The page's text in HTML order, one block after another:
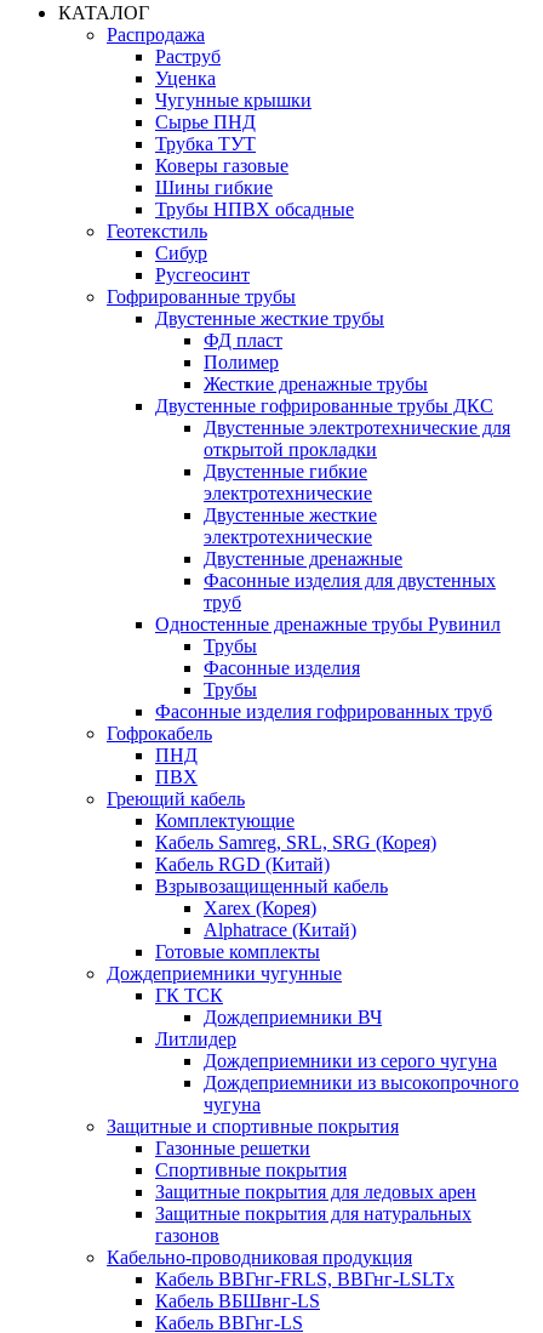
КАТАЛОГ
Распродажа
Раструб
Уценка
Чугунные крышки
Сырье ПНД
Трубка ТУТ
Коверы газовые
Шины гибкие
Трубы НПВХ обсадные
Геотекстиль
Сибур
Русгеосинт
Гофрированные трубы
Двустенные жесткие трубы
ФД пласт
Полимер
Жесткие дренажные трубы
Двустенные гофрированные трубы ДКС
Двустенные электротехнические для
открытой прокладки
Двустенные гибкие
электротехнические
Двустенные жесткие
электротехнические
Двустенные дренажные
Фасонные изделия для двустенных
труб
Одностенные дренажные трубы Рувинил
Трубы
Фасонные изделия
Трубы
Фасонные изделия гофрированных труб
Гофрокабель
ПНД
ПВХ
Греющий кабель
Комплектующие
Кабель Samreg, SRL, SRG (Корея)
Кабель RGD (Китай)
Взрывозащищенный кабель
Xarex (Корея)
Alphatrace (Китай)
Готовые комплекты
Дождеприемники чугунные
ГК ТСК
Дождеприемники ВЧ
Литлидер
Дождеприемники из серого чугуна
Дождеприемники из высокопрочного
чугуна
Защитные и спортивные покрытия
Газонные решетки
Спортивные покрытия
Защитные покрытия для ледовых арен
Защитные покрытия для натуральных
газонов
Кабельно-проводниковая продукция
Кабель ВВГнг-FRLS, ВВГнг-LSLTx
Кабель ВБШвнг-LS
Кабель ВВГнг-LS